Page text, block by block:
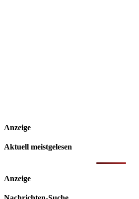
Anzeige
Aktuell meistgelesen
Anzeige